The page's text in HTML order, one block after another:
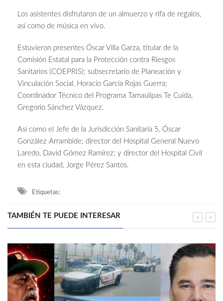
Los asistentes disfrutaron de un almuerzo y rifa de regalos,
así como de música en vivo.
Estuvieron presentes Óscar Villa Garza, titular de la
Comisión Estatal para la Protección contra Riesgos
Sanitarios (COEPRIS); subsecretario de Planeación y
Vinculación Social, Horacio García Rojas Guerra;
Coordinador Técnico del Programa Tamaulipas Te Cuida,
Gregorio Sánchez Vázquez.
Así como el Jefe de la Jurisdicción Sanitaria 5, Óscar
González Arrambide; director del Hospital General Nuevo
Laredo, David Gómez Ramírez; y director del Hospital Civil
en esta ciudad, Jorge Pérez Santos.
Etiquetas:
TAMBIÉN TE PUEDE INTERESAR